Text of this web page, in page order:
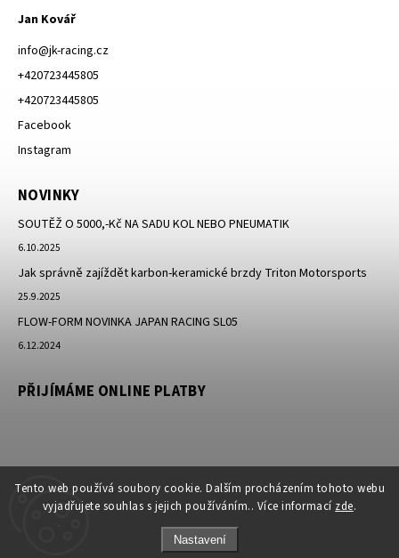
Tento web používá soubory cookie. Dalším procházením tohoto webu
vyjadřujete souhlas s jejich používáním.. Více informací zde.
Nastavení
Jan Kovář
info@jk-racing.cz
+420723445805
+420723445805
Facebook
Instagram
NOVINKY
SOUTĚŽ O 5000,-Kč NA SADU KOL NEBO PNEUMATIK
6.10.2025
Jak správně zajíždět karbon-keramické brzdy Triton Motorsports
25.9.2025
FLOW-FORM NOVINKA JAPAN RACING SL05
6.12.2024
PŘIJÍMÁME ONLINE PLATBY